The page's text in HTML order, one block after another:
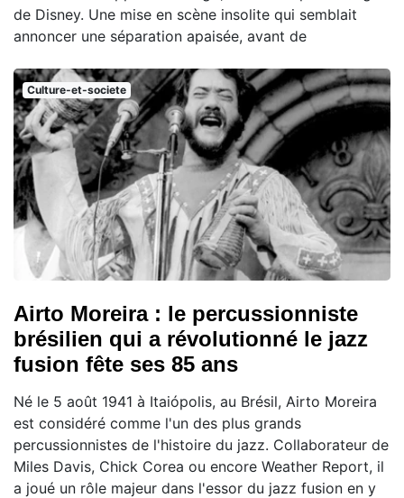
de Disney. Une mise en scène insolite qui semblait
annoncer une séparation apaisée, avant de
Culture-et-societe
Airto Moreira : le percussionniste
brésilien qui a révolutionné le jazz
fusion fête ses 85 ans
Né le 5 août 1941 à Itaiópolis, au Brésil, Airto Moreira
est considéré comme l'un des plus grands
percussionnistes de l'histoire du jazz. Collaborateur de
Miles Davis, Chick Corea ou encore Weather Report, il
a joué un rôle majeur dans l'essor du jazz fusion en y